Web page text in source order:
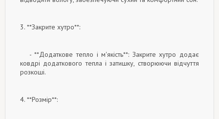
3. **Закрите хутро**:
- **Додаткове тепло і м'якість**: Закрите хутро додає
ковдрі додаткового тепла і затишку, створюючи відчуття
розкоші.
4. **Розмір**: